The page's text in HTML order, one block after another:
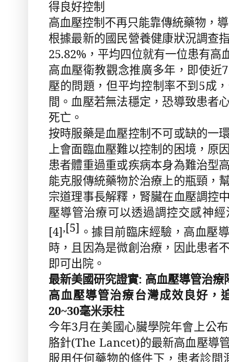
得良好控制
高血壓控制不再只能靠傳統藥物，
根據最新的國民營養健康狀況調查
25.82% ，平均四位就有一位患有高
高血壓衛教觀念推廣多年，即使近7
壓的問題，但平均控制率不到5成
間。血壓若無法穩定，恐導致患者
死亡。
按時服藥是血壓控制不可或缺的一
上會面臨血壓難以控制的困境，原
患者體重過重或疾病本身為難治型
能克服傳統藥物於治療上的瓶頸，
宗道理事長解釋，腎臟在血壓調控
壓導管治療可以透過調控交感神
[4],[5] 。據目前臨床經驗，高血壓
時，且因為是微創治療，因此患者
即可出院。
最新美國研究證實: 高血壓導管治療
高血壓導管治療台灣成效良好，
20~30毫米汞柱
今年3月在美國心臟學院年會上公
胳針(The Lancet)的最新高血壓導
服用任何藥物的條件下，患者診間